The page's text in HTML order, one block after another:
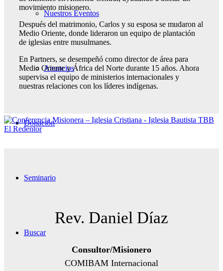
Nuestros Eventos
Anuncios
Donación
Seminario
Buscar
movimiento misionero.
Después del matrimonio, Carlos y su esposa se mudaron al
Medio Oriente, donde lideraron un equipo de plantación
de iglesias entre musulmanes.
En Partners, se desempeñó como director de área para
Medio Oriente y África del Norte durante 15 años. Ahora
supervisa el equipo de ministerios internacionales y
nuestras relaciones con los líderes indígenas.
Rev. Daniel Díaz
Consultor/Misionero
COMIBAM Internacional